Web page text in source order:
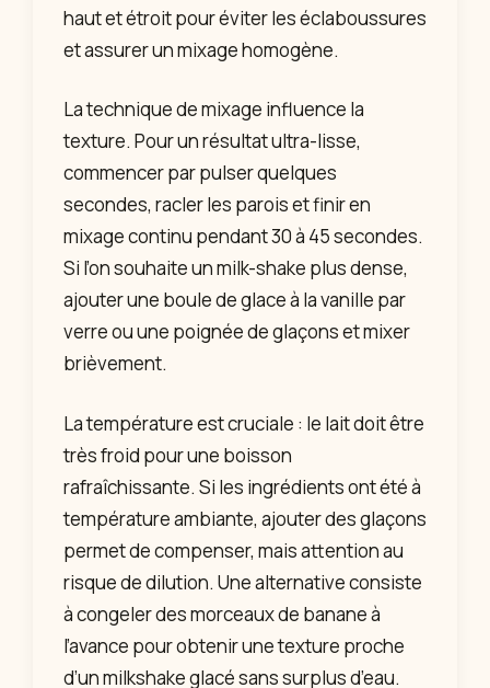
haut et étroit pour éviter les éclaboussures
et assurer un mixage homogène.
La technique de mixage influence la
texture. Pour un résultat ultra-lisse,
commencer par pulser quelques
secondes, racler les parois et finir en
mixage continu pendant 30 à 45 secondes.
Si l’on souhaite un milk-shake plus dense,
ajouter une boule de glace à la vanille par
verre ou une poignée de glaçons et mixer
brièvement.
La température est cruciale : le lait doit être
très froid pour une boisson
rafraîchissante. Si les ingrédients ont été à
température ambiante, ajouter des glaçons
permet de compenser, mais attention au
risque de dilution. Une alternative consiste
à congeler des morceaux de banane à
l’avance pour obtenir une texture proche
d’un milkshake glacé sans surplus d’eau.